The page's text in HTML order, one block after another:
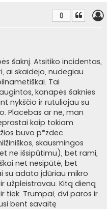
0
šaknį. Atsitiko incidentas,
ai skaidėjo, nudegiau
Tai
kanapės šaknies
nykščio ir rutuliojau su
Placebas ar ne, man
kaip tokiam
buvo p*zdec
skausmingos
ne išsipūtimu), bet rami,
net nesipūtė, bet
su adata įdūriau mikro
užpleistravau. Kitą dieną
tiek. Trumpai, dvi paros ir
bent savaitę